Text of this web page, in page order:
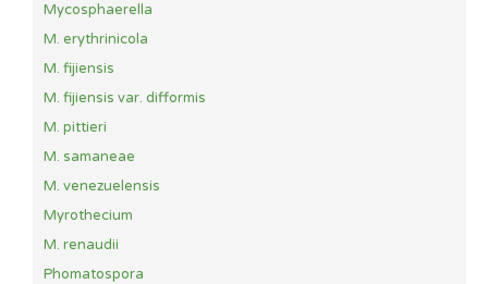
Mycosphaerella
M. erythrinicola
M. fijiensis
M. fijiensis var. difformis
M. pittieri
M. samaneae
M. venezuelensis
Myrothecium
M. renaudii
Phomatospora